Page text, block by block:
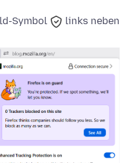
Symbol
links neben